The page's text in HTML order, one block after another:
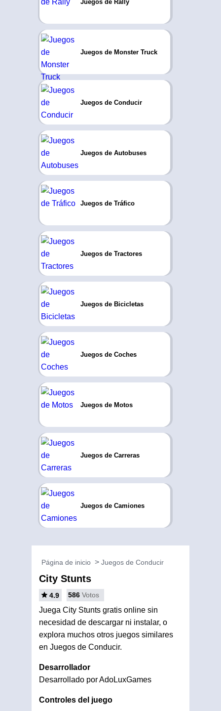
Juegos de Rally
Juegos de Monster Truck
Juegos de Conducir
Juegos de Autobuses
Juegos de Tráfico
Juegos de Tractores
Juegos de Bicicletas
Juegos de Coches
Juegos de Motos
Juegos de Carreras
Juegos de Camiones
Página de inicio Juegos de Conducir
City Stunts
4.9 586 Votos
Juega City Stunts gratis online sin
necesidad de descargar ni instalar, o
explora muchos otros juegos similares
en Juegos de Conducir.
Desarrollador
Desarrollado por AdoLuxGames
Controles del juego